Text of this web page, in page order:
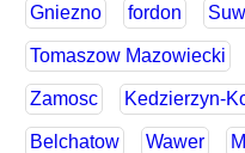
Gniezno fordon
Tomaszow Mazowiecki
Zamosc Kedzierzyn-
Belchatow Wawer